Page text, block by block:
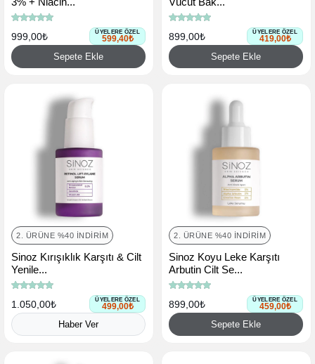
999,00₺ ÜYELERE ÖZEL
599,40₺
Sepete Ekle
899,00₺ ÜYELERE ÖZEL
419,00₺
Sepete Ekle
2. ÜRÜNE %40 İNDIRIM
Sinoz Kırışıklık Karşıtı & Cilt
Yenile...
1.050,00₺ ÜYELERE ÖZEL
499,00₺
Haber Ver
2. ÜRÜNE %40 İNDIRIM
Sinoz Koyu Leke Karşıtı
Arbutin Cilt Se...
899,00₺ ÜYELERE ÖZEL
459,00₺
Sepete Ekle